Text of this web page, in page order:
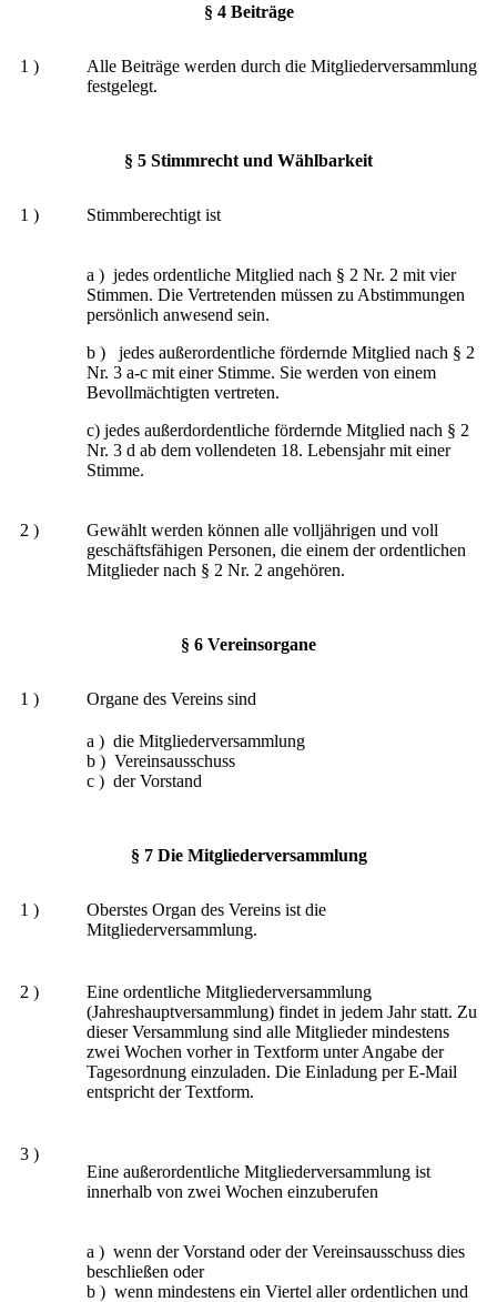
§ 4 Beiträge
1 )
Alle Beiträge werden durch die Mitgliederversammlung
festgelegt.
§ 5 Stimmrecht und Wählbarkeit
1 ) Stimmberechtigt ist
a ) jedes ordentliche Mitglied nach § 2 Nr. 2 mit vier
Stimmen. Die Vertretenden müssen zu Abstimmungen
persönlich anwesend sein.
b ) jedes außerordentliche fördernde Mitglied nach § 2
Nr. 3 a-c mit einer Stimme. Sie werden von einem
Bevollmächtigten vertreten.
c) jedes außerdordentliche fördernde Mitglied nach § 2
Nr. 3 d ab dem vollendeten 18. Lebensjahr mit einer
Stimme.
2 )
Gewählt werden können alle volljährigen und voll
geschäftsfähigen Personen, die einem der ordentlichen
Mitglieder nach § 2 Nr. 2 angehören.
§ 6 Vereinsorgane
1 ) Organe des Vereins sind
a ) die Mitgliederversammlung
b ) Vereinsausschuss
c ) der Vorstand
§ 7 Die Mitgliederversammlung
1 )
Oberstes Organ des Vereins ist die
Mitgliederversammlung.
2 )
Eine ordentliche Mitgliederversammlung
(Jahreshauptversammlung) findet in jedem Jahr statt. Zu
dieser Versammlung sind alle Mitglieder mindestens
zwei Wochen vorher in Textform unter Angabe der
Tagesordnung einzuladen. Die Einladung per E-Mail
entspricht der Textform.
3 )
Eine außerordentliche Mitgliederversammlung ist
innerhalb von zwei Wochen einzuberufen
a ) wenn der Vorstand oder der Vereinsausschuss dies
beschließen oder
b ) wenn mindestens ein Viertel aller ordentlichen und